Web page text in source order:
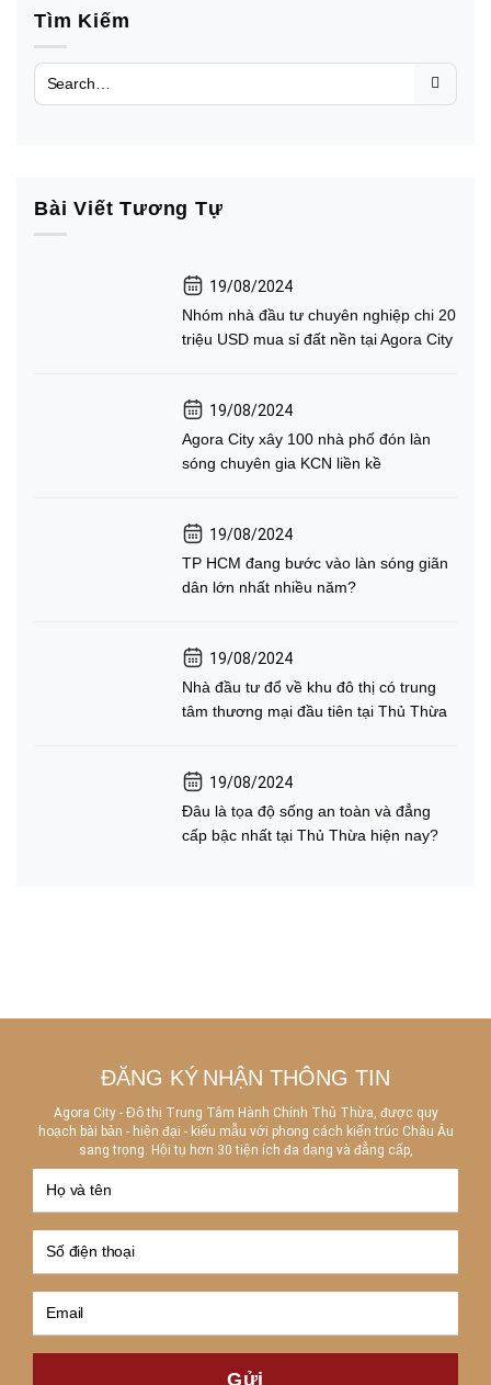
Tìm Kiếm
Bài Viết Tương Tự
19/08/2024
Nhóm nhà đầu tư chuyên nghiệp chi 20
triệu USD mua sỉ đất nền tại Agora City
19/08/2024
Agora City xây 100 nhà phố đón làn
sóng chuyên gia KCN liền kề
19/08/2024
TP HCM đang bước vào làn sóng giãn
dân lớn nhất nhiều năm?
19/08/2024
Nhà đầu tư đổ về khu đô thị có trung
tâm thương mại đầu tiên tại Thủ Thừa
19/08/2024
Đâu là tọa độ sống an toàn và đẳng
cấp bậc nhất tại Thủ Thừa hiện nay?
ĐĂNG KÝ NHẬN THÔNG TIN
Agora City - Đô thị Trung Tâm Hành Chính Thủ Thừa, được quy
hoạch bài bản - hiện đại - kiểu mẫu với phong cách kiến trúc Châu Âu
sang trọng. Hội tụ hơn 30 tiện ích đa dạng và đẳng cấp,